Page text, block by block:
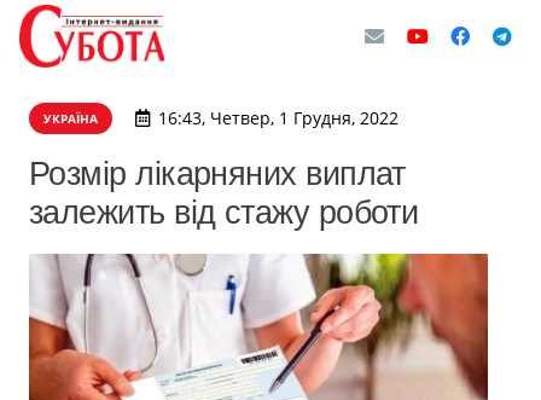
УКРАЇНА 16:43, Четвер, 1 Грудня, 2022
Розмір лікарняних виплат
залежить від стажу роботи